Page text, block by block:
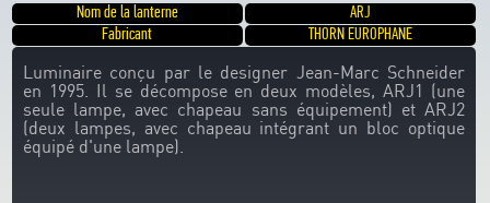
Nom de la lanterne
ARJ
Fabricant
THORN EUROPHANE
Luminaire conçu par le designer Jean-Marc Schneider
en 1995. Il se décompose en deux modèles, ARJ1 (une
seule lampe, avec chapeau sans équipement) et ARJ2
(deux lampes, avec chapeau intégrant un bloc optique
équipé d'une lampe).